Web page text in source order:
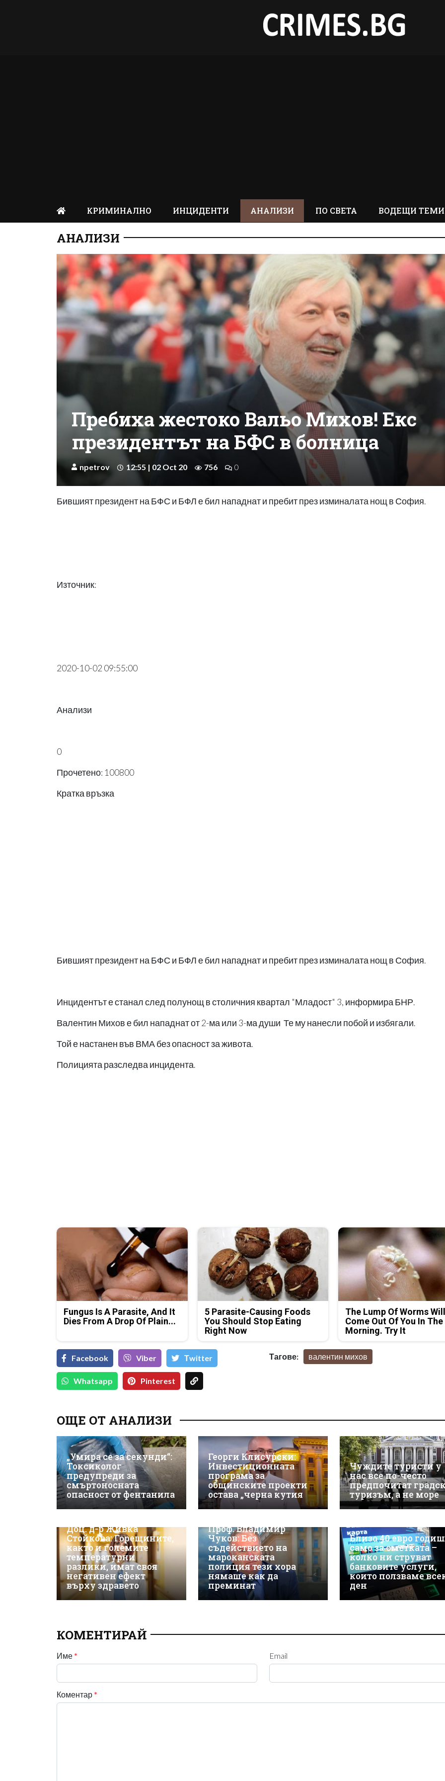
КРИМИНАЛНО ИНЦИДЕНТИ АНАЛИЗИ ПО СВЕТА ВОДЕЩИ ТЕМИ
АНАЛИЗИ
Пребиха жестоко Вальо Михов! Екс
президентът на БФС в болница
npetrov 12:55 | 02 Oct 20 756 0
Бившият президент на БФС и БФЛ е бил нападнат и пребит през изминалата нощ в София.
Източник:
2020-10-02 09:55:00
Анализи
0
Прочетено: 100800
Кратка връзка
Бившият президент на БФС и БФЛ е бил нападнат и пребит през изминалата нощ в София.
Инцидентът е станал след полунощ в столичния квартал "Младост" 3, информира БНР.
Валентин Михов е бил нападнат от 2-ма или 3-ма души Те му нанесли побой и избягали.
Той е настанен във ВМА без опасност за живота.
Полицията разследва инцидента.
Fungus Is A Parasite, And It
Dies From A Drop Of Plain...
5 Parasite-Causing Foods
You Should Stop Eating
Right Now
The Lump Of Worms
Come Out Of You In The
Morning. Try It
Facebook Viber Тwitter
Whatsapp Pinterest
Тагове: валентин михов
ОЩЕ ОТ АНАЛИЗИ
„Умира се за секунди“:
Токсиколог
предупреди за
смъртоносната
опасност от фентанила
Георги Клисурски:
Инвестиционната
програма за
общинските проекти
остава „черна кутия
Чуждите туристи у
нас все по-често
предпочитат
туризъм, а не море
Доц. д-р Живка
Стойкова: Горещините,
както и големите
температурни
разлики, имат своя
негативен ефект
върху здравето
Проф. Владимир
Чуков: Без
съдействието на
мароканската
полиция тези хора
нямаше как да
преминат
Близо 40 евро
само за сметката –
колко ни струват
банковите услуги,
които ползваме
ден
КОМЕНТИРАЙ
Име * Email
Коментар *